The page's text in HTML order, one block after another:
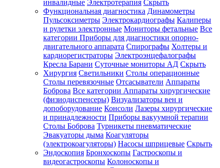
инвалидные Электротерапия Скрыть
Функциональная диагностика Динамометры
Пульсоксиметры Электрокардиографы Калиперы
и рулетки электронные Мониторы фетальные Все
категории Приборы для диагностики опорно-
двигательного аппарата Спирографы Холтеры и
кардиорегистраторы Электроэнцефалографы
Кресла Барани Суточные мониторы АД Скрыть
Хирургия Светильники Столы операционные
Столы перевязочные Отсасыватели Аппараты
Боброва Все категории Аппараты хирургические
(физиодиспенсеры) Визуализаторы вен и
допоборудование Консоли Лазеры хирургические
и принадлежности Приборы вакуумной терапии
Столы Боброва Турникеты пневматические
Эвакуаторы дыма Коагуляторы
(электрокоагуляторы) Насосы шприцевые Скрыть
Эндоскопия Бронхоскопы Гастроскопы и
видеогастроскопы Колоноскопы и